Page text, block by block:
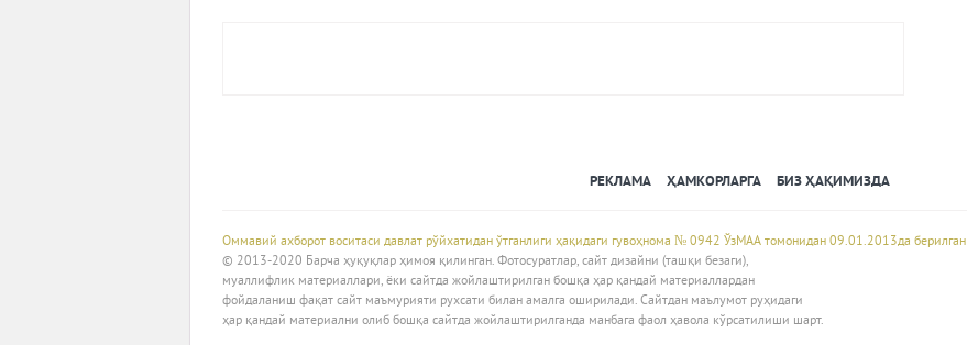
РЕКЛАМА ҲАМКОРЛАРГА БИЗ ҲАҚИМИЗДА
Оммавий ахборот воситаси давлат рўйхатидан ўтганлиги ҳақидаги гувоҳнома № 0942 ЎзМАА томонидан 09.01.2013да берилган
© 2013-2020 Барча ҳуқуқлар ҳимоя қилинган. Фотосуратлар, сайт дизайни (ташқи безаги),
муаллифлик материаллари, ёки сайтда жойлаштирилган бошқа ҳар қандай материаллардан
фойдаланиш фақат сайт маъмурияти рухсати билан амалга оширилади. Сайтдан маълумот руҳидаги
ҳар қандай материални олиб бошқа сайтда жойлаштирилганда манбага фаол ҳавола кўрсатилиши шарт.